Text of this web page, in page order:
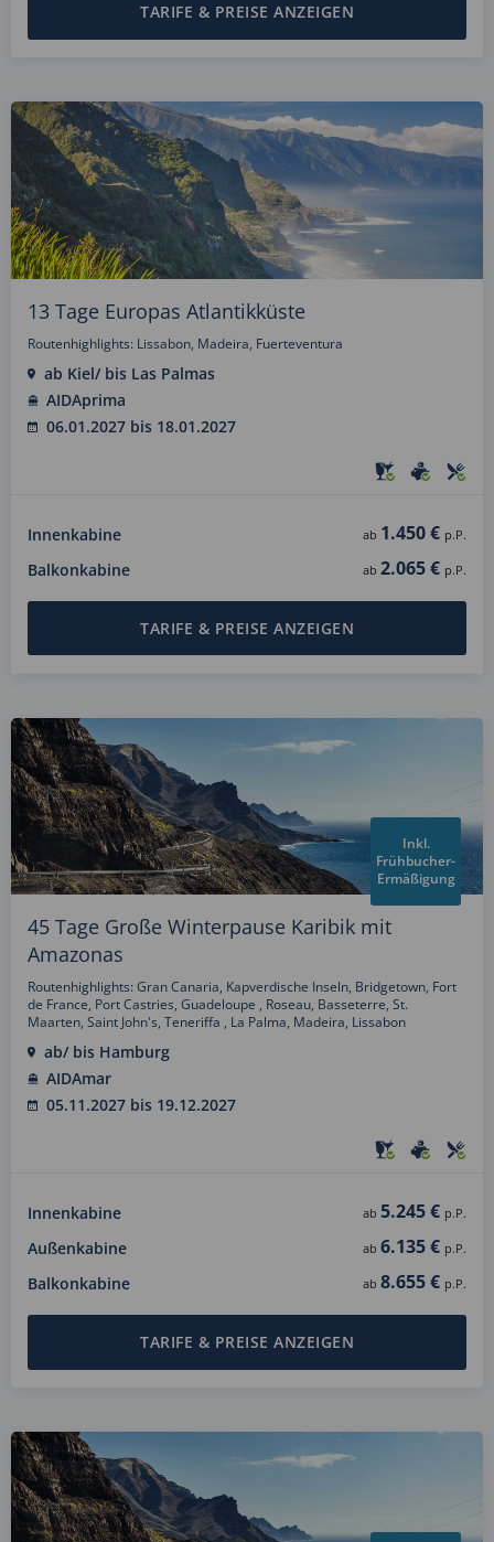
TARIFE & PREISE ANZEIGEN
13 Tage Europas Atlantikküste
Routenhighlights: Lissabon, Madeira, Fuerteventura
ab Kiel/ bis Las Palmas
AIDAprima
06.01.2027 bis 18.01.2027
Innenkabine ab 1.450 € p.P.
Balkonkabine ab 2.065 € p.P.
TARIFE & PREISE ANZEIGEN
Inkl.
Frühbucher-
Ermäßigung
45 Tage Große Winterpause Karibik mit
Amazonas
Routenhighlights: Gran Canaria, Kapverdische Inseln, Bridgetown, Fort
de France, Port Castries, Guadeloupe , Roseau, Basseterre, St.
Maarten, Saint John's, Teneriffa , La Palma, Madeira, Lissabon
ab/ bis Hamburg
AIDAmar
05.11.2027 bis 19.12.2027
Innenkabine ab 5.245 € p.P.
Außenkabine ab 6.135 € p.P.
Balkonkabine ab 8.655 € p.P.
TARIFE & PREISE ANZEIGEN